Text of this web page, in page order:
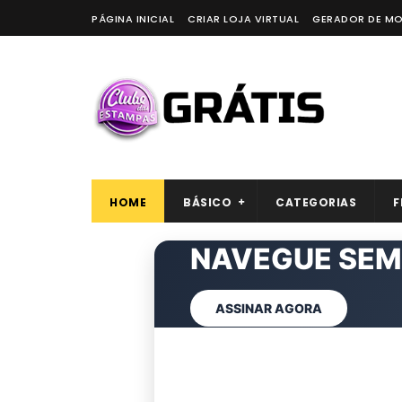
PÁGINA INICIAL CRIAR LOJA VIRTUAL GERADOR DE
HOME BÁSICO CATEGORIAS
QUERO REMOVER AGORA
ASSINAR CLUBE
NAVEGUE
ASSINAR AGORA
ARTES
VER AGORA